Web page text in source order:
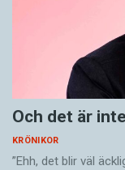
Och det är
KRÖNIKOR
”Ehh, det blir väl